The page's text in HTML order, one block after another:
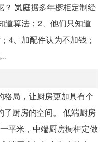
？ 岚庭据多年橱柜定制经
道算法；2、他们只知道
4、加配件认为不加钱；
局，让厨房更加具有个
厨房的空间。 低端厨房
平米，中端厨房橱柜定做